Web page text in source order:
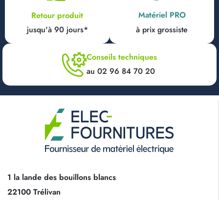
Retour produit
jusqu'à 90 jours*
Matériel PRO
à prix grossiste
Conseils techniques
au 02 96 84 70 20
1 la lande des bouillons blancs
22100 Trélivan